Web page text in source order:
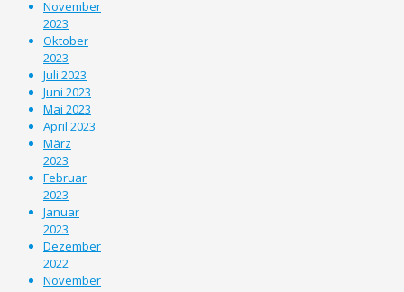
November
2023
Oktober
2023
Juli 2023
Juni 2023
Mai 2023
April 2023
März
2023
Februar
2023
Januar
2023
Dezember
2022
November